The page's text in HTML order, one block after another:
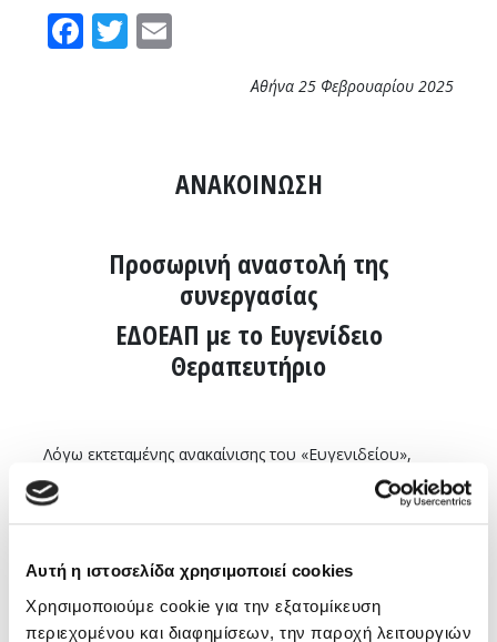
Αυτή η ιστοσελίδα χρησιμοποιεί cookies
Χρησιμοποιούμε cookie για την εξατομίκευση
περιεχομένου και διαφημίσεων, την παροχή λειτουργιών
Facebook
Twitter
Αθήνα 25 Φεβρουαρίου 2025
ΑΝΑΚΟΙΝΩΣΗ
Προσωρινή αναστολή της
συνεργασίας
ΕΔΟΕΑΠ με το Ευγενίδειο
Θεραπευτήριο
Λόγω εκτεταμένης ανακαίνισης του «Ευγενιδείου»,
αναστέλλεται προσωρινά η συνεργασία του ΕΔΟΕΑΠ με
Οι ασφαλισμένοι του ΕΔΟΕΑΠ θα μπορούν να
εξυπηρετούνται από το Ευγενίδειο
(Παπαδιαμαντοπούλου 20, τηλ.: 210 7208100)έως και